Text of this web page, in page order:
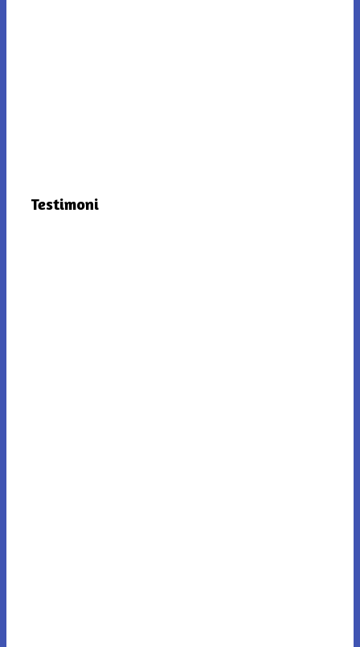
Testimoni